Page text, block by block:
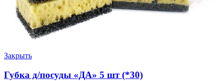
Закрыть
Губка д/посуды «ДА» 5 шт (*30)